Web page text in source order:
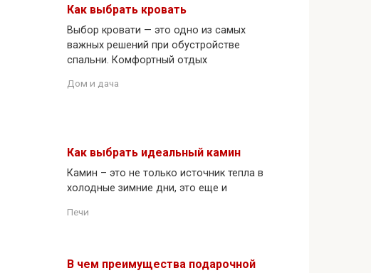
Как выбрать кровать
Выбор кровати — это одно из самых
важных решений при обустройстве
спальни. Комфортный отдых
Дом и дача
Как выбрать идеальный камин
Камин – это не только источник тепла в
холодные зимние дни, это еще и
Печи
В чем преимущества подарочной